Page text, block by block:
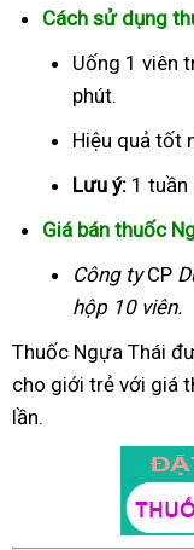
Cách sử dụng
Uống 1 viên
phút.
Hiệu quả tốt
Lưu ý: 1 tuần
Giá bán thuốc
Công tyCP
hộp 10 viên.
Thuốc Ngựa Thái
cho giới trẻ với giá
lần.